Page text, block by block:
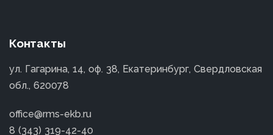
Контакты
ул. Гагарина, 14, оф. 38, Екатеринбург, Свердловская
обл., 620078
office@rms-ekb.ru
8 (343) 319-42-40